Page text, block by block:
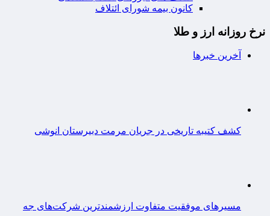
کانون بیمه شورای ائتلاف
نرخ روزانه ارز و طلا
آخرین خبرها
کشف کتیبه تاریخی در جریان مرمت دبیرستان انوشی
مسیرهای موفقیت متفاوت ارزشمندترین شرکت‌های جه